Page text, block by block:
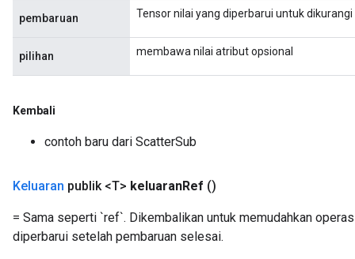
pembaruan Tensor nilai yang diperbarui untuk dikurangi
pilihan membawa nilai atribut opsional
Kembali
contoh baru dari ScatterSub
Keluaran publik <T> keluaranRef ()
= Sama seperti `ref`. Dikembalikan untuk memudahkan
diperbarui setelah pembaruan selesai.